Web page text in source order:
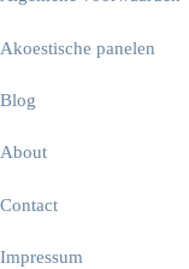
Akoestische panelen
Blog
About
Contact
Impressum